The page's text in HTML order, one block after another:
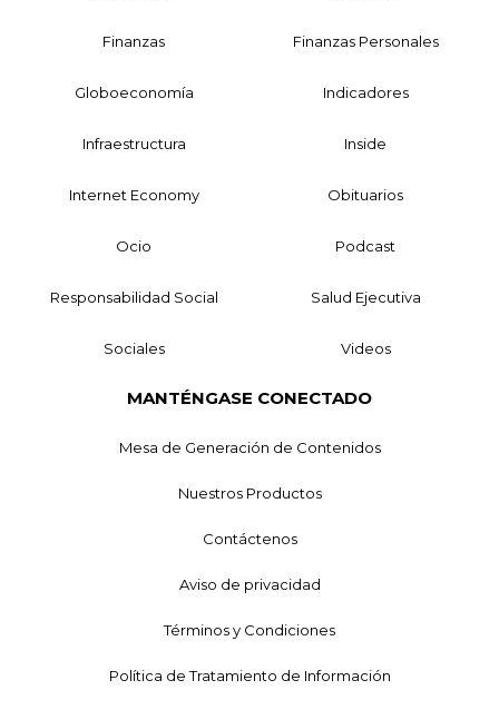
Finanzas Finanzas Personales
Globoeconomía Indicadores
Infraestructura Inside
Internet Economy Obituarios
Ocio Podcast
Responsabilidad Social Salud Ejecutiva
Sociales Videos
MANTÉNGASE CONECTADO
Mesa de Generación de Contenidos
Nuestros Productos
Contáctenos
Aviso de privacidad
Términos y Condiciones
Política de Tratamiento de Información